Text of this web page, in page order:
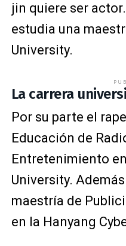
jin quiere ser
estudia una
University.
La carrera
Por su parte el
Educación de
Entretenimiento
University.
maestría de
en la Hanyang